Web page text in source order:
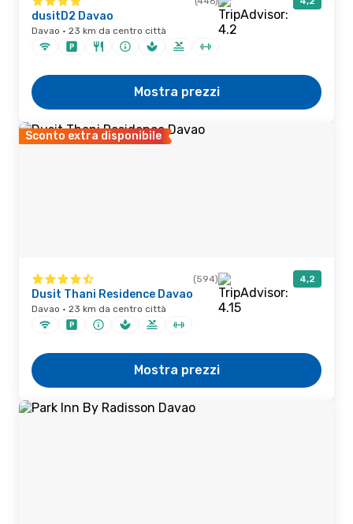
dusitD2 Davao
Davao · 23 km da centro città
Mostra prezzi
Sconto extra disponibile
(594) 4,2
Dusit Thani Residence Davao
Davao · 23 km da centro città
Mostra prezzi